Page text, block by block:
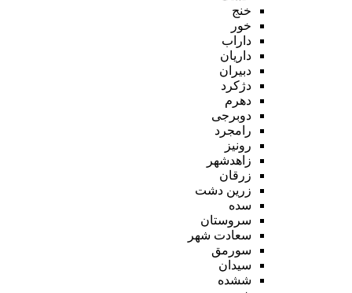
خنج
خور
داراب
داریان
دبیران
دژکرد
دهرم
دوبرجی
رامجرد
رونیز
زاهدشهر
زرقان
زرین دشت
سده
سروستان
سعادت شهر
سورمق
سیدان
ششده